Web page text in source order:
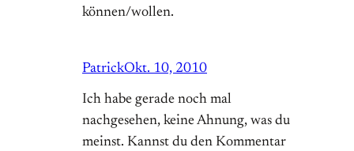
können/wollen.
PatrickOkt. 10, 2010
Ich habe gerade noch mal
nachgesehen, keine Ahnung, was du
meinst. Kannst du den Kommentar